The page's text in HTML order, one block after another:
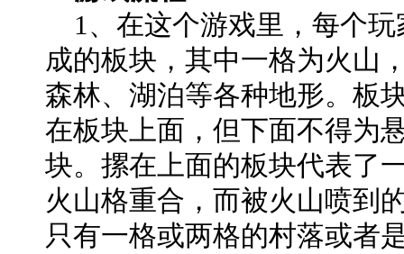
1、在这个游戏里，每个玩
成的板块，其中一格为火山
森林、湖泊等各种地形。板
在板块上面，但下面不得为
块。摞在上面的板块代表了
火山格重合，而被火山喷到
只有一格或两格的村落或者